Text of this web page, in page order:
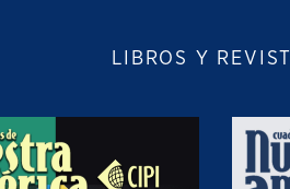
LIBROS Y